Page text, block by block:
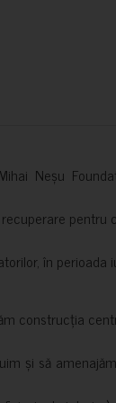
Neșu
pentru
în
construcția
și să